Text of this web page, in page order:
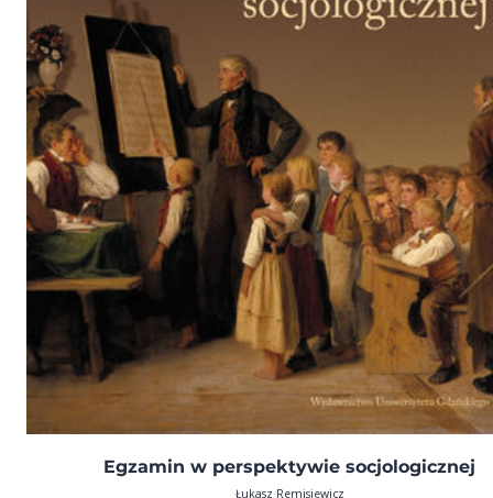
Egzamin w perspektywie socjologicznej
Łukasz Remisiewicz